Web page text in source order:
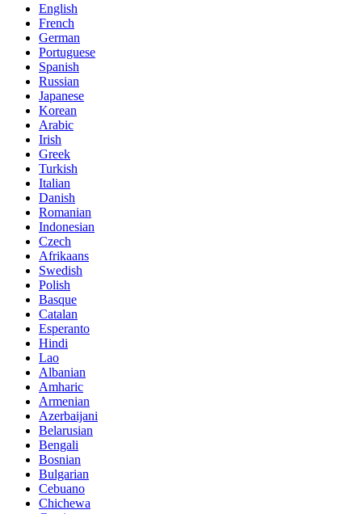
English
French
German
Portuguese
Spanish
Russian
Japanese
Korean
Arabic
Irish
Greek
Turkish
Italian
Danish
Romanian
Indonesian
Czech
Afrikaans
Swedish
Polish
Basque
Catalan
Esperanto
Hindi
Lao
Albanian
Amharic
Armenian
Azerbaijani
Belarusian
Bengali
Bosnian
Bulgarian
Cebuano
Chichewa